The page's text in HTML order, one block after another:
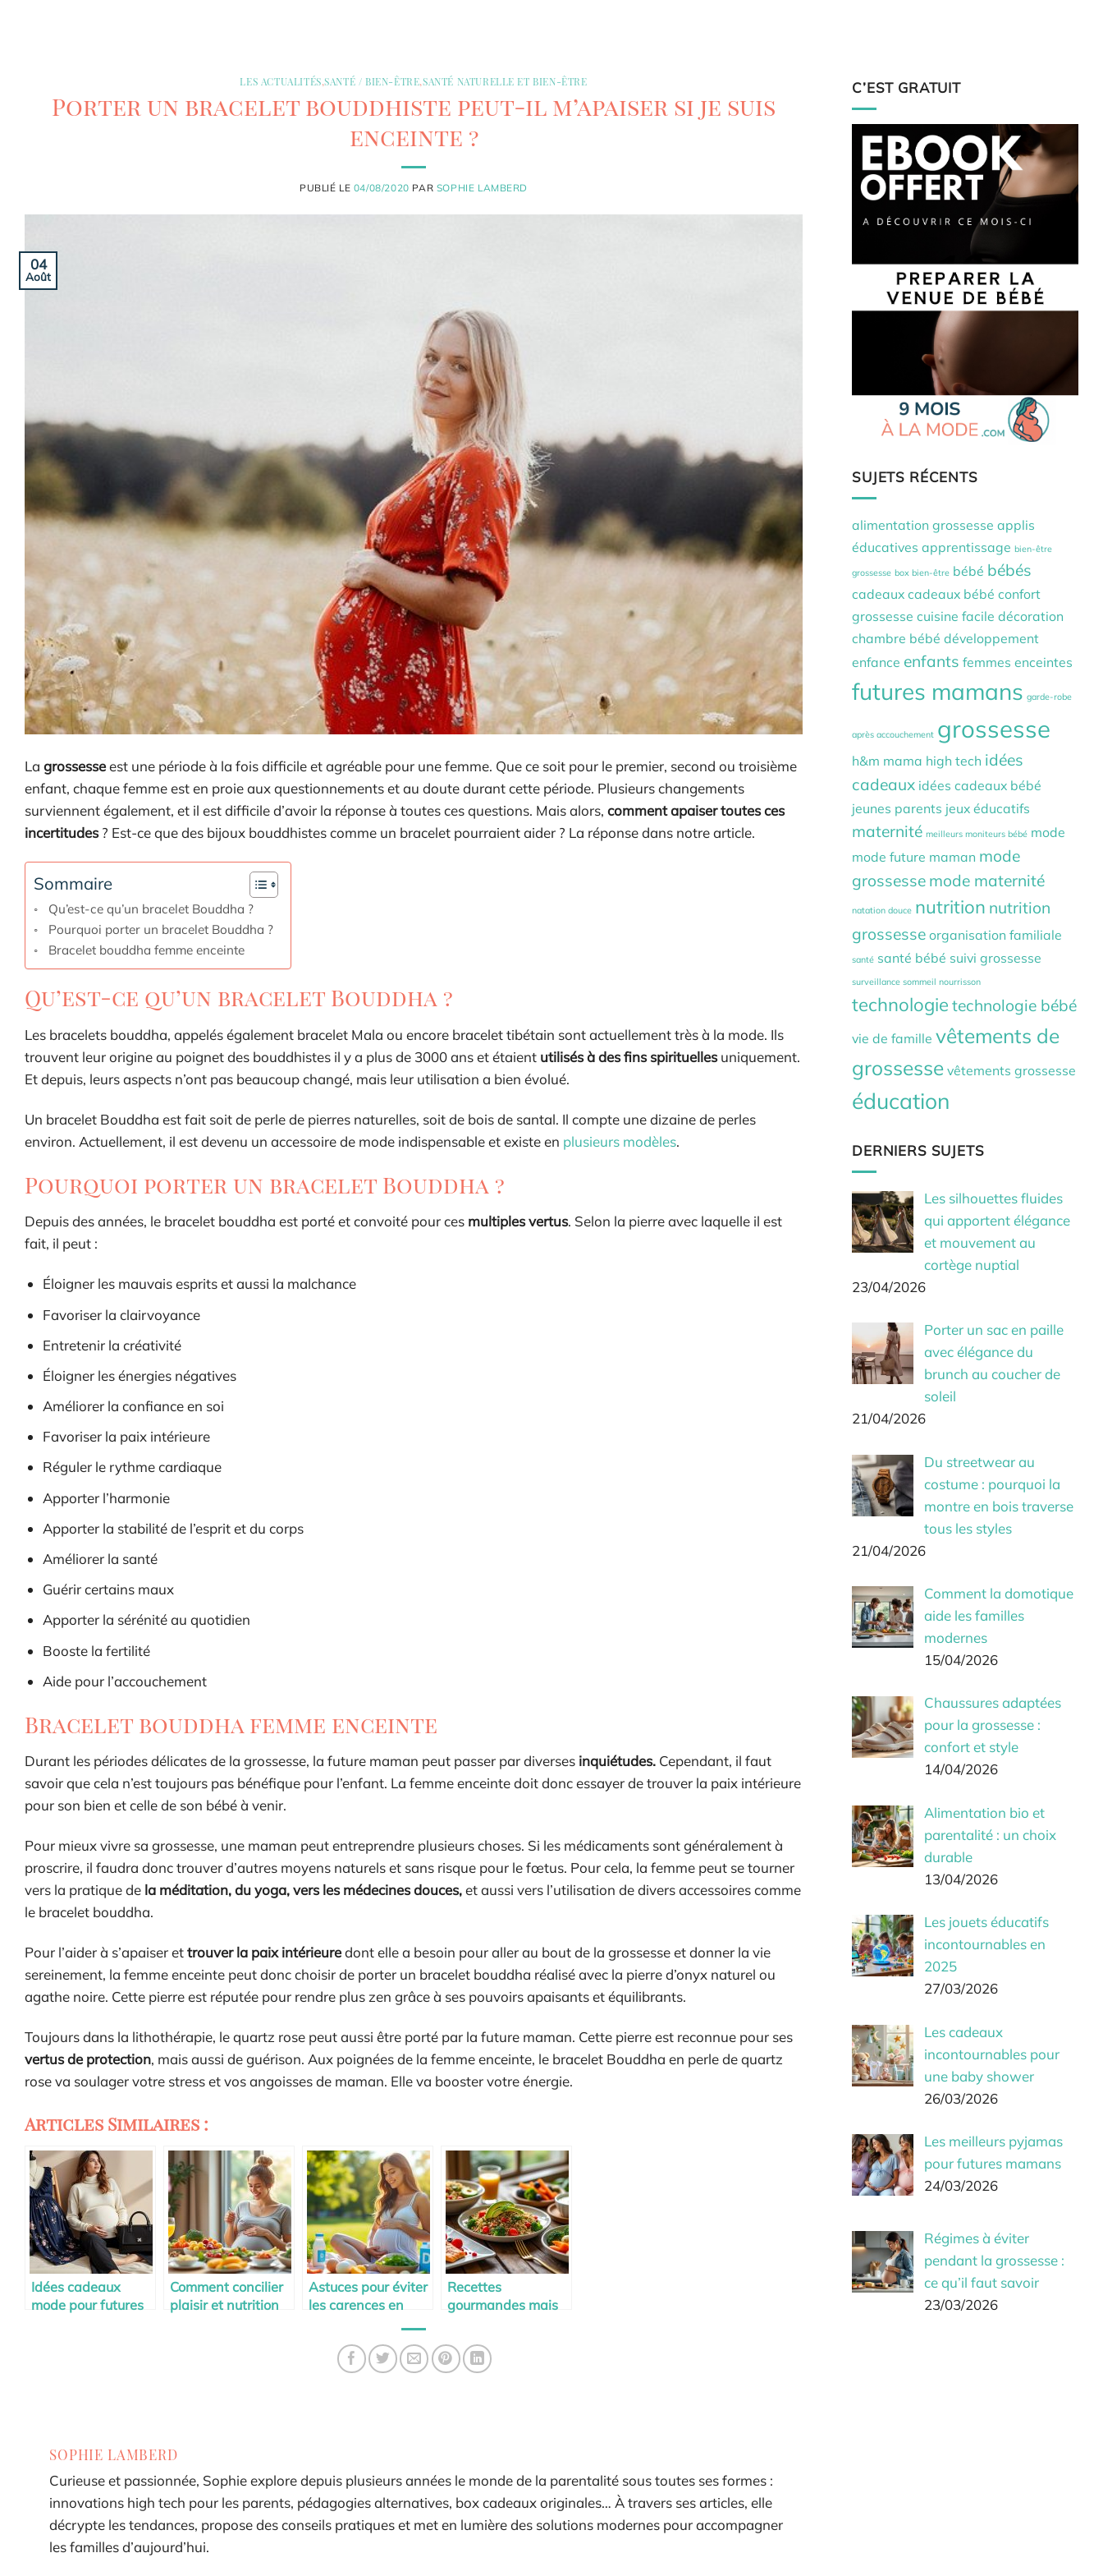
LES ACTUALITÉS,SANTÉ / BIEN-ÊTRE,SANTÉ NATURELLE ET BIEN-ÊTRE
Porter un bracelet bouddhiste peut-il m’apaiser si je suis
enceinte ?
PUBLIÉ LE 04/08/2020 PAR SOPHIE LAMBERD
04
Août
La grossesseest une période à la fois difficile et agréable pour une femme. Que ce soit pour le premier, second ou troisième
enfant, chaque femme est en proie aux questionnements et au doute durant cette période. Plusieurs changements
surviennent également, et il est difficile d’avoir la réponse à toutes ces questions. Mais alors, comment apaiser toutes ces
incertitudes? Est-ce que des bijoux bouddhistes comme un bracelet pourraient aider ? La réponse dans notre article.
Sommaire
Qu’est-ce qu’un bracelet Bouddha ?
Pourquoi porter un bracelet Bouddha ?
Bracelet bouddha femme enceinte
Qu’est-ce qu’un bracelet Bouddha ?
Les bracelets bouddha, appelés également bracelet Mala ou encore bracelet tibétain sont actuellement très à la mode. Ils
trouvent leur origine au poignet des bouddhistes il y a plus de 3000 ans et étaient utilisés à des fins spirituellesuniquement.
Et depuis, leurs aspects n’ont pas beaucoup changé, mais leur utilisation a bien évolué.
Un bracelet Bouddha est fait soit de perle de pierres naturelles, soit de bois de santal. Il compte une dizaine de perles
environ. Actuellement, il est devenu un accessoire de mode indispensable et existe en plusieurs modèles.
Pourquoi porter un bracelet Bouddha ?
Depuis des années, le bracelet bouddha est porté et convoité pour ces multiples vertus. Selon la pierre avec laquelle il est
fait, il peut :
Éloigner les mauvais esprits et aussi la malchance
Favoriser la clairvoyance
Entretenir la créativité
Éloigner les énergies négatives
Améliorer la confiance en soi
Favoriser la paix intérieure
Réguler le rythme cardiaque
Apporter l’harmonie
Apporter la stabilité de l’esprit et du corps
Améliorer la santé
Guérir certains maux
Apporter la sérénité au quotidien
Booste la fertilité
Aide pour l’accouchement
Bracelet bouddha femme enceinte
Durant les périodes délicates de la grossesse, la future maman peut passer par diverses inquiétudes. Cependant, il faut
savoir que cela n’est toujours pas bénéfique pour l’enfant. La femme enceinte doit donc essayer de trouver la paix intérieure
pour son bien et celle de son bébé à venir.
Pour mieux vivre sa grossesse, une maman peut entreprendre plusieurs choses. Si les médicaments sont généralement à
proscrire, il faudra donc trouver d’autres moyens naturels et sans risque pour le fœtus. Pour cela, la femme peut se tourner
vers la pratique de la méditation, du yoga, vers les médecines douces,et aussi vers l’utilisation de divers accessoires comme
le bracelet bouddha.
Pour l’aider à s’apaiser ettrouver la paix intérieuredont elle a besoin pour aller au bout de la grossesse et donner la vie
sereinement, la femme enceinte peut donc choisir de porter un bracelet bouddha réalisé avec la pierre d’onyx naturel ou
agathe noire. Cette pierre est réputée pour rendre plus zen grâce à ses pouvoirs apaisants et équilibrants.
Toujours dans la lithothérapie, le quartz rose peut aussi être porté par la future maman. Cette pierre est reconnue pour ses
vertus de protection, mais aussi de guérison. Aux poignées de la femme enceinte, le bracelet Bouddha en perle de quartz
rose va soulager votre stress et vos angoisses de maman. Elle va booster votre énergie.
Articles Similaires :
Idées cadeaux
mode pour futures
Comment concilier
plaisir et nutrition
Astuces pour éviter
les carences en
pendant la
maternité
Recettes
gourmandes mais
futures mamans
SOPHIE LAMBERD
Curieuse et passionnée, Sophie explore depuis plusieurs années le monde de la parentalité sous toutes ses formes :
innovations high tech pour les parents, pédagogies alternatives, box cadeaux originales… À travers ses articles, elle
décrypte les tendances, propose des conseils pratiques et met en lumière des solutions modernes pour accompagner
les familles d’aujourd’hui.
C’EST GRATUIT
SUJETS RÉCENTS
alimentation grossesse applis
éducatives apprentissage bien-être
grossesse box bien-être bébé bébés
cadeaux cadeaux bébé confort
grossesse cuisine facile décoration
chambre bébé développement
enfance enfants femmes enceintes
futures mamans garde-robe
après accouchement grossesse
h&m mama high tech idées
cadeaux idées cadeaux bébé
jeunes parents jeux éducatifs
maternité meilleurs moniteurs bébé mode
mode future maman mode
grossesse mode maternité
natation douce nutrition nutrition
grossesse organisation familiale
santé santé bébé suivi grossesse
surveillance sommeil nourrisson
technologie technologie bébé
vie de famille vêtements de
grossesse vêtements grossesse
éducation
DERNIERS SUJETS
Les silhouettes fluides
qui apportent élégance
et mouvement au
cortège nuptial
23/04/2026
Porter un sac en paille
avec élégance du
brunch au coucher de
soleil
21/04/2026
Du streetwear au
costume : pourquoi la
montre en bois traverse
tous les styles
21/04/2026
Comment la domotique
aide les familles
modernes
15/04/2026
Chaussures adaptées
pour la grossesse :
confort et style
14/04/2026
Alimentation bio et
parentalité : un choix
durable
13/04/2026
Les jouets éducatifs
incontournables en
2025
27/03/2026
Les cadeaux
incontournables pour
une baby shower
26/03/2026
Les meilleurs pyjamas
pour futures mamans
24/03/2026
Régimes à éviter
pendant la grossesse :
ce qu’il faut savoir
23/03/2026